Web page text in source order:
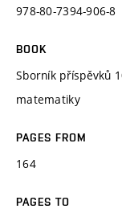
978-80-7394-906-8
BOOK
Sborník příspěvků
matematiky
PAGES FROM
164
PAGES TO